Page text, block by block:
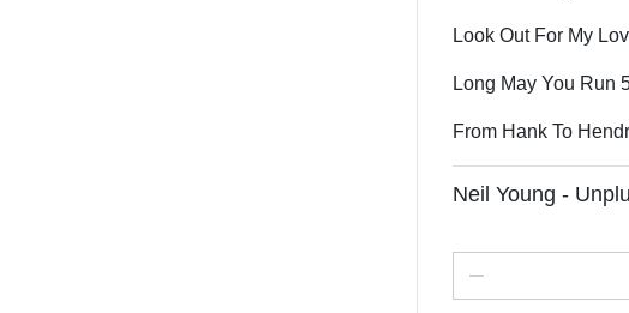
Look Out For My
Long May You Run
From Hank To
Neil Young -